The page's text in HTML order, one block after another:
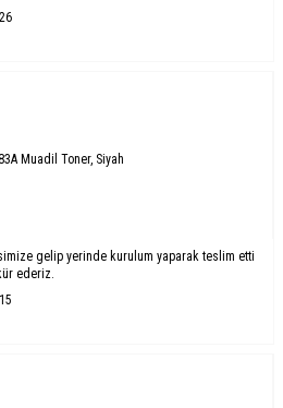
Muadil Toner, Siyah
gelip yerinde kurulum yaparak teslim etti
ederiz.